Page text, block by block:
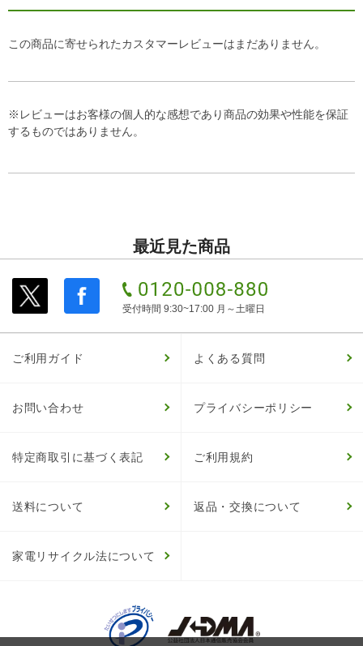
この商品に寄せられたカスタマーレビューはまだありません。
※レビューはお客様の個人的な感想であり商品の効果や性能を保証
するものではありません。
最近見た商品
受付時間 9:30~17:00 月～土曜日
ご利用ガイド よくある質問
お問い合わせ プライバシーポリシー
特定商取引に基づく表記 ご利用規約
送料について 返品・交換について
家電リサイクル法について